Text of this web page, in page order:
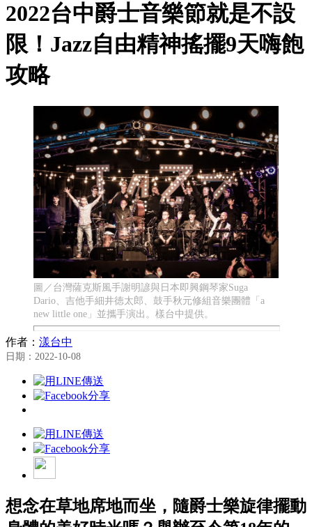
2022台中爵士音樂節就是不設
限！Jazz自由精神搖擺9天嗨飽
攻略
圖／台灣薩克斯風手謝明諺與日本即興鋼琴家Suga
Dario、吉他手細井徳太郎、鼓手秋元修組音樂團體「a
new little one」並攜手演出。樣台中提供。
作者： 漾台中
日期：2022-10-08
想念在草地席地而坐，隨爵士樂旋律擺動